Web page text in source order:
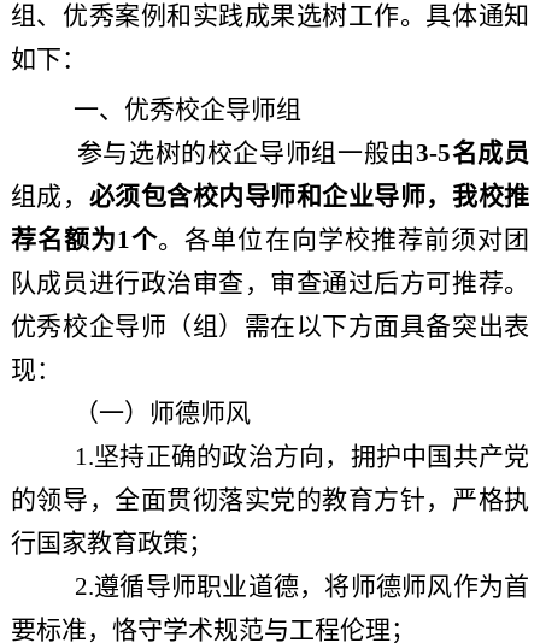
组 、优秀案例和实践成果选树工作。 具体通知
如下：
一、优秀校企导师组
参与选树的校企导师组一般由3-5名成员
组成， 必须包含校内导师和企业导师，我校推
荐名额为1个。各单位在向学校推荐前须对团
队成员进行政治审查，审查通过后方可推荐。
优秀校企导师（组）需在以下方面具备突出表
现：
（一）师德师风
1.坚持正确的政治方向，拥护中国共产党
的领导，全面贯彻落实党的教育方针，严格执
行国家教育政策；
2.遵循导师职业道德，将师德师风作为首
要标准，恪守学术规范与工程伦理；